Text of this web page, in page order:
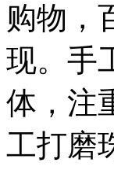
购物，
现。手
体，注
工打磨